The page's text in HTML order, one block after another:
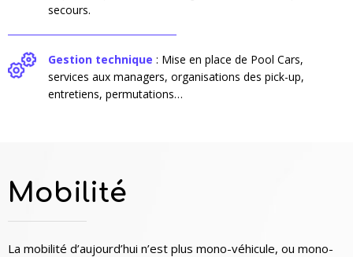
secours.
Gestion technique : Mise en place de Pool Cars,
services aux managers, organisations des pick-up,
entretiens, permutations…
Mobilité
La mobilité d’aujourd’hui n’est plus mono-véhicule, ou mono-